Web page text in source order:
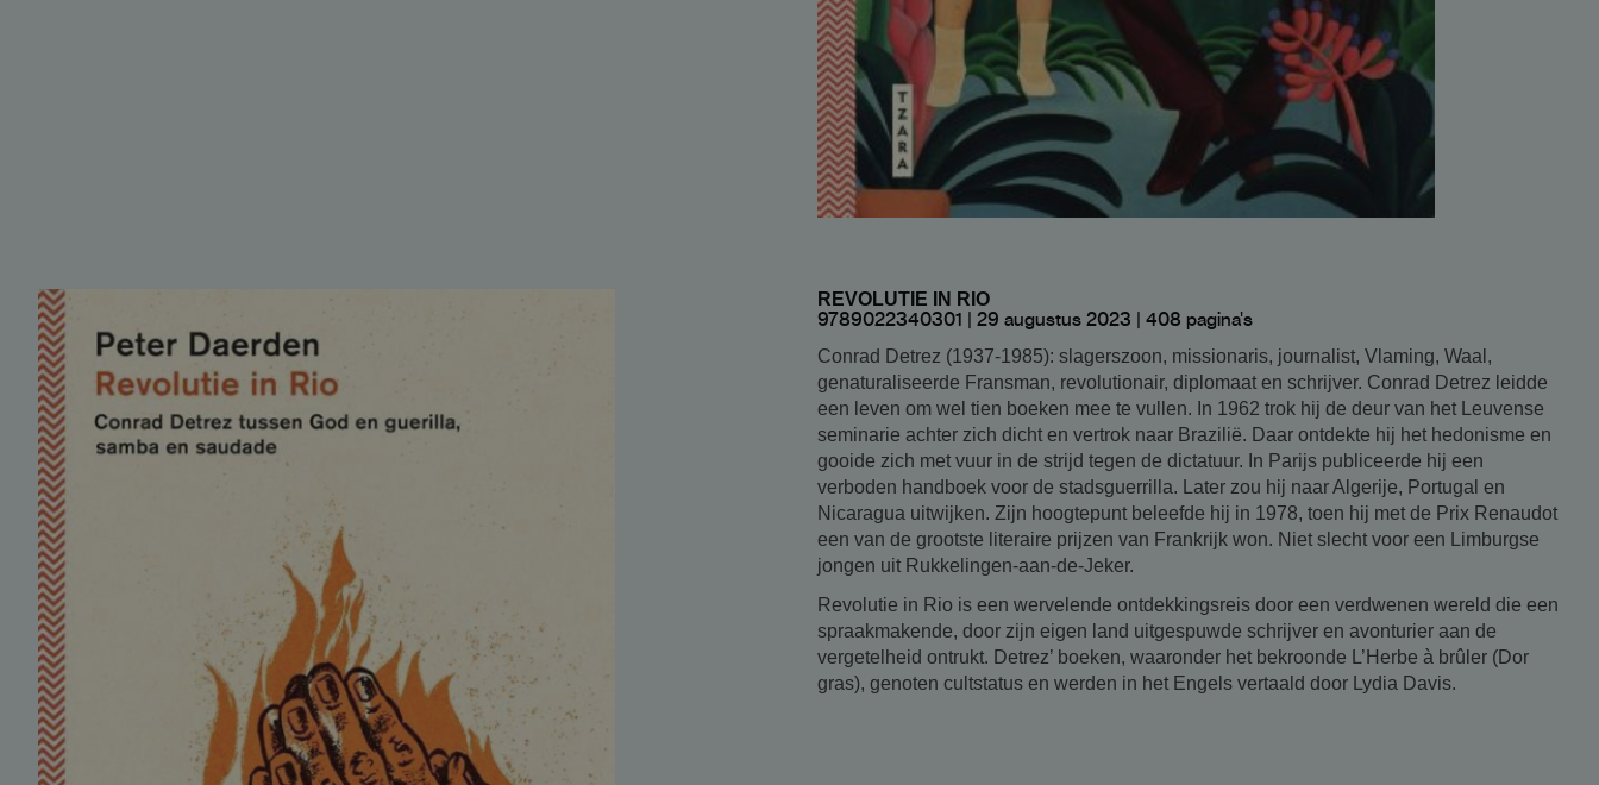
REVOLUTIE IN RIO
9789022340301 | 29 augustus 2023 | 408 pagina's
Conrad Detrez (1937-1985): slagerszoon, missionaris, journalist, Vlaming, Waal,
genaturaliseerde Fransman, revolutionair, diplomaat en schrijver. Conrad Detrez leidde
een leven om wel tien boeken mee te vullen. In 1962 trok hij de deur van het Leuvense
seminarie achter zich dicht en vertrok naar Brazilië. Daar ontdekte hij het hedonisme en
gooide zich met vuur in de strijd tegen de dictatuur. In Parijs publiceerde hij een
verboden handboek voor de stadsguerrilla. Later zou hij naar Algerije, Portugal en
Nicaragua uitwijken. Zijn hoogtepunt beleefde hij in 1978, toen hij met de Prix Renaudot
een van de grootste literaire prijzen van Frankrijk won. Niet slecht voor een Limburgse
jongen uit Rukkelingen-aan-de-Jeker.
Revolutie in Rio is een wervelende ontdekkingsreis door een verdwenen wereld die een
spraakmakende, door zijn eigen land uitgespuwde schrijver en avonturier aan de
vergetelheid ontrukt. Detrez’ boeken, waaronder het bekroonde L’Herbe à brûler (Dor
gras), genoten cultstatus en werden in het Engels vertaald door Lydia Davis.